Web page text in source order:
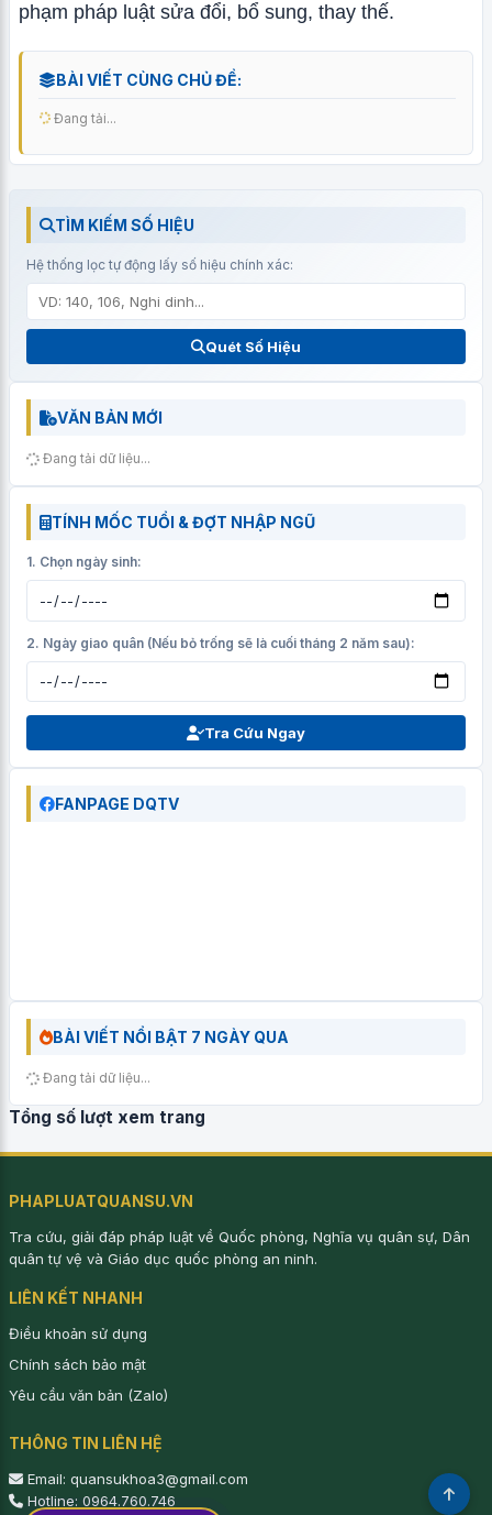
phạm pháp luật sửa đổi, bổ sung, thay thế.
BÀI VIẾT CÙNG CHỦ ĐỀ:
Đang tải...
TÌM KIẾM SỐ HIỆU
Hệ thống lọc tự động lấy số hiệu chính xác:
Quét Số Hiệu
VĂN BẢN MỚI
Đang tải dữ liệu...
TÍNH MỐC TUỔI & ĐỢT NHẬP NGŨ
1. Chọn ngày sinh:
2. Ngày giao quân (Nếu bỏ trống sẽ là cuối tháng 2 năm sau):
Tra Cứu Ngay
FANPAGE DQTV
BÀI VIẾT NỔI BẬT 7 NGÀY QUA
Đang tải dữ liệu...
Tổng số lượt xem trang
PHAPLUATQUANSU.VN
Tra cứu, giải đáp pháp luật về Quốc phòng, Nghĩa vụ quân sự, Dân
quân tự vệ và Giáo dục quốc phòng an ninh.
LIÊN KẾT NHANH
Điều khoản sử dụng
Chính sách bảo mật
Yêu cầu văn bản (Zalo)
THÔNG TIN LIÊN HỆ
Email: quansukhoa3@gmail.com
Hotline: 0964.760.746